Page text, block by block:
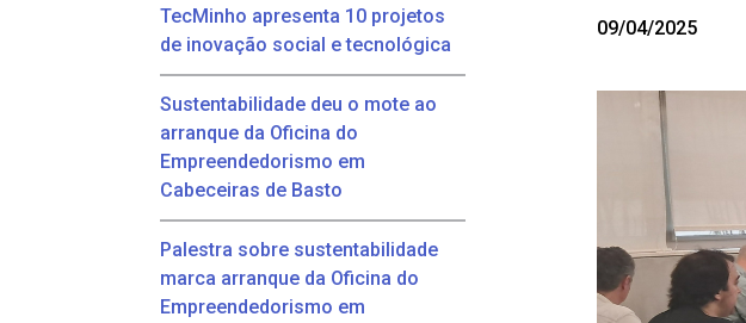
TecMinho apresenta 10 projetos
de inovação social e tecnológica
Sustentabilidade deu o mote ao
arranque da Oficina do
Empreendedorismo em
Cabeceiras de Basto
Palestra sobre sustentabilidade
marca arranque da Oficina do
Empreendedorismo em
09/04/2025